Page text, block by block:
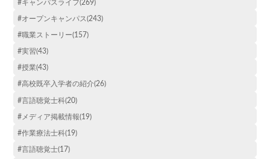
#オープンキャンパス(243)
#職業ストーリー(157)
#実習(43)
#授業(43)
#高校既卒入学者の紹介(26)
#言語聴覚士科(20)
#メディア掲載情報(19)
#作業療法士科(19)
#言語聴覚士(17)